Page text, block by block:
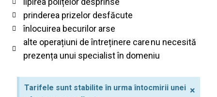
prinderea prizelor desfăcute
înlocuirea becurilor arse
alte operațiuni de întreținere care nu necesită
prezența unui specialist în domeniu
Tarifele sunt stabilite în urma întocmirii unei ×